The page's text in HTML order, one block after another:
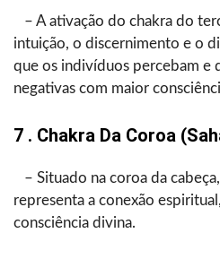
– A ativação do chakra do
intuição, o discernimento e o
que os indivíduos percebam e
negativas com maior
7 . Chakra Da Coroa
– Situado na coroa da
representa a conexão
consciência divina.